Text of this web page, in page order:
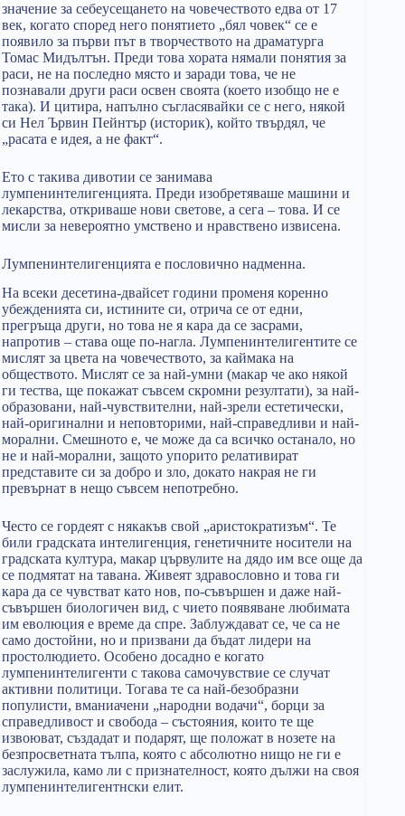
значение за себеусещането на човечеството едва от 17
век, когато според него понятието „бял човек“ се е
появило за първи път в творчеството на драматурга
Томас Мидълтън. Преди това хората нямали понятия за
раси, не на последно място и заради това, че не
познавали други раси освен своята (което изобщо не е
така). И цитира, напълно съгласявайки се с него, някой
си Нел Ървин Пейнтър (историк), който твърдял, че
„расата е идея, а не факт“.
Ето с такива дивотии се занимава
лумпенинтелигенцията. Преди изобретяваше машини и
лекарства, откриваше нови светове, а сега – това. И се
мисли за невероятно умствено и нравствено извисена.
Лумпенинтелигенцията е пословично надменна.
На всеки десетина-двайсет години променя коренно
убежденията си, истините си, отрича се от едни,
прегръща други, но това не я кара да се засрами,
напротив – става още по-нагла. Лумпенинтелигентите се
мислят за цвета на човечеството, за каймака на
обществото. Мислят се за най-умни (макар че ако някой
ги тества, ще покажат съвсем скромни резултати), за най-
образовани, най-чувствителни, най-зрели естетически,
най-оригинални и неповторими, най-справедливи и най-
морални. Смешното е, че може да са всичко останало, но
не и най-морални, защото упорито релативират
представите си за добро и зло, докато накрая не ги
превърнат в нещо съвсем непотребно.
Често се гордеят с някакъв свой „аристократизъм“. Те
били градската интелигенция, генетичните носители на
градската култура, макар цървулите на дядо им все още да
се подмятат на тавана. Живеят здравословно и това ги
кара да се чувстват като нов, по-съвършен и даже най-
съвършен биологичен вид, с чието появяване любимата
им еволюция е време да спре. Заблуждават се, че са не
само достойни, но и призвани да бъдат лидери на
простолюдието. Особено досадно е когато
лумпенинтелигенти с такова самочувствие се случат
активни политици. Тогава те са най-безобразни
популисти, вманиачени „народни водачи“, борци за
справедливост и свобода – състояния, които те ще
извоюват, създадат и подарят, ще положат в нозете на
безпросветната тълпа, която с абсолютно нищо не ги е
заслужила, камо ли с признателност, която дължи на своя
лумпенинтелигентнски елит.